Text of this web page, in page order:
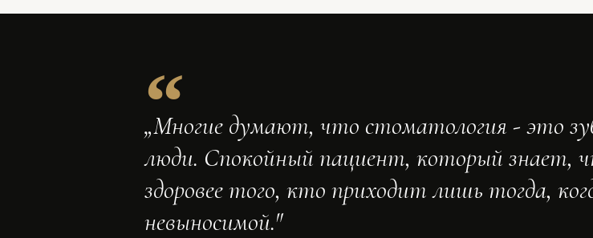
„Многие думают, что стоматология - это
люди. Спокойный пациент, который знает,
здоровее того, кто приходит лишь тогда,
невыносимой."